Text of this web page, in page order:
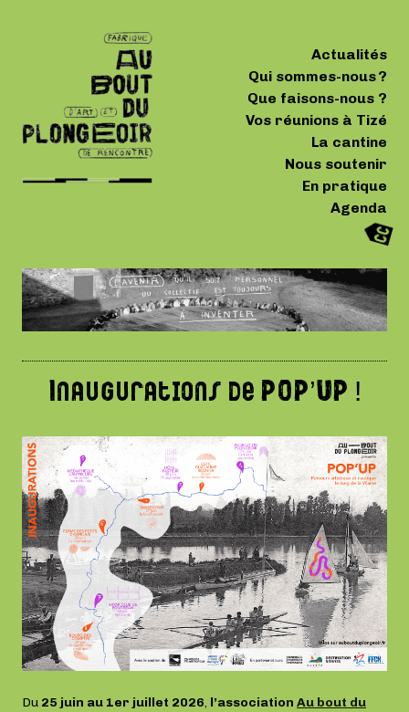
Actualités
Qui sommes-nous ?
Que faisons-nous ?
Vos réunions à Tizé
La cantine
Nous soutenir
En pratique
Agenda
Inaugurations de POP’UP !
Du 25 juin au 1er juillet 2026, l’association Au bout du